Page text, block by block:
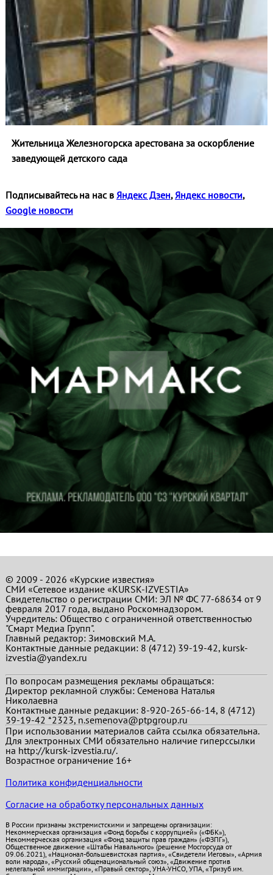
Жительница Железногорска арестована за оскорбление
заведующей детского сада
Подписывайтесь на нас в Яндекс Дзен, Яндекс новости,
Google новости
© 2009 - 2026 «Курские известия»
СМИ «Сетевое издание «KURSK-IZVESTIA»
Свидетельство о регистрации СМИ: ЭЛ № ФС 77-68634 от 9
февраля 2017 года, выдано Роскомнадзором.
Учредитель: Общество с ограниченной ответственностью
"Смарт Медиа Групп".
Главный редактор:Зимовский М.А.
Контактные данные редакции: 8 (4712) 39-19-42, kursk-
izvestia@yandex.ru
По вопросам размещения рекламы обращаться:
Директор рекламной службы: Семенова Наталья
Николаевна
Контактные данные редакции: 8-920-265-66-14, 8 (4712)
39-19-42 *2323, n.semenova@ptpgroup.ru
При использовании материалов сайта ссылка обязательна.
Для электронных СМИ обязательно наличие гиперссылки
на http://kursk-izvestia.ru/.
Возрастное ограничение 16+
Политика конфиденциальности
Согласие на обработку персональных данных
В России признаны экстремистскими и запрещены организации:
Некоммерческая организация «Фонд борьбы с коррупцией» («ФБК»),
Некоммерческая организация «Фонд защиты прав граждан» («ФЗПГ»),
Общественное движение «Штабы Навального» (решение Мосгорсуда от
09.06.2021), «Национал-большевистская партия», «Свидетели Иеговы», «Армия
воли народа», «Русский общенациональный союз», «Движение против
нелегальной иммиграции», «Правый сектор», УНА-УНСО, УПА, «Тризуб им.